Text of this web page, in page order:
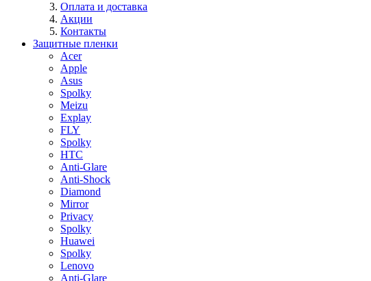
Оплата и доставка
Акции
Контакты
Защитные пленки
Acer
Apple
Asus
Spolky
Meizu
Explay
FLY
Spolky
HTC
Anti-Glare
Anti-Shock
Diamond
Mirror
Privacy
Spolky
Huawei
Spolky
Lenovo
Anti-Glare